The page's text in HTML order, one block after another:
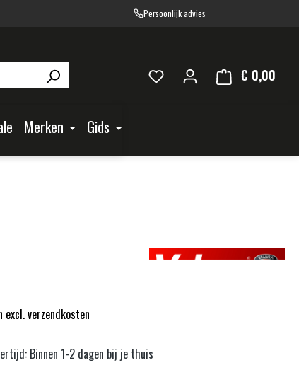
Persoonlijk advies
€ 0,00
Merken Gids
excl. verzendkosten
Binnen 1-2 dagen bij je thuis